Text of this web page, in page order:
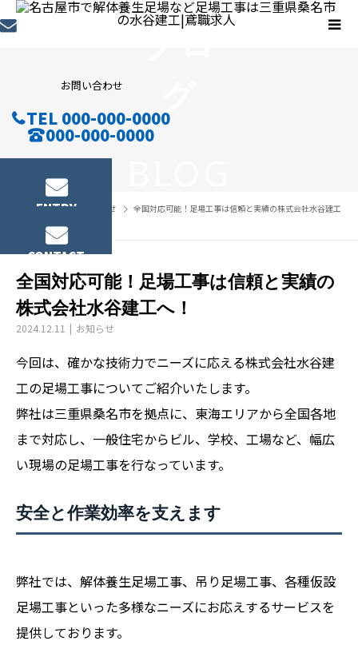
お問い合わせ
TEL 000-000-0000
000-000-0000
ENTRY
CONTACT
ブロ
BLOG お知らせ
全国対応可能！足場工事は信頼と実績の株式会社水谷建工
全国対応可能！足場工事は信頼と実績の
株式会社水谷建工へ！
2024.12.11 お知らせ
今回は、確かな技術力でニーズに応える株式会社水谷建
工の足場工事についてご紹介いたします。
弊社は三重県桑名市を拠点に、東海エリアから全国各地
まで対応し、一般住宅からビル、学校、工場など、幅広
い現場の足場工事を行なっています。
安全と作業効率を支えます
弊社では、解体養生足場工事、吊り足場工事、各種仮設
足場工事といった多様なニーズにお応えするサービスを
提供しております。